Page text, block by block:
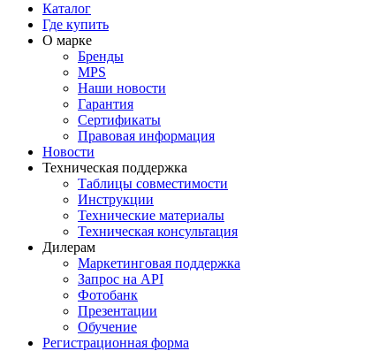
Каталог
Где купить
О марке
Бренды
MPS
Наши новости
Гарантия
Сертификаты
Правовая информация
Новости
Техническая поддержка
Таблицы совместимости
Инструкции
Технические материалы
Техническая консультация
Дилерам
Маркетинговая поддержка
Запрос на API
Фотобанк
Презентации
Обучение
Регистрационная форма